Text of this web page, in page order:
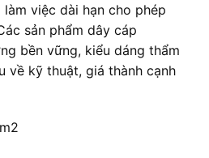
việc dài hạn cho phép
sản phẩm dây cáp
bền vững, kiểu dáng thẩm
về kỹ thuật, giá thành cạnh